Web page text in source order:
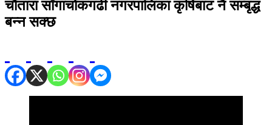
चौतारा साँगाचोकगढी नगरपालिका कृषिबाट नै सम्बृद्ध
बन्न सक्छ